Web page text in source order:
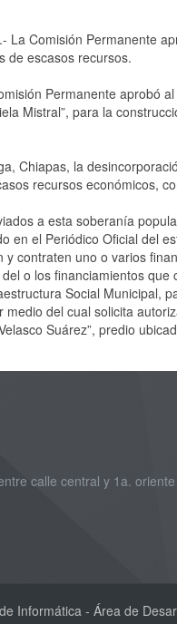
La Comisión Permanente
de escasos recursos.
Permanente aprobó
Mistral”, para la
Chiapas, la
recursos económicos,
a esta soberanía
en el Periódico Oficial del
contraten uno o varios
o los financiamientos
Social Municipal,
del cual solicita
Suárez”, predio
calle central y 1a. oriente
Informática - Área de